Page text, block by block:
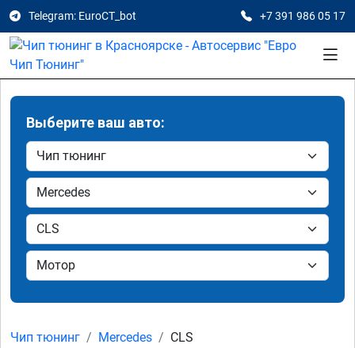
Telegram: EuroCT_bot +7 391 986 05 17
Выберите ваш авто:
Чип тюнинг Mercedes CLS